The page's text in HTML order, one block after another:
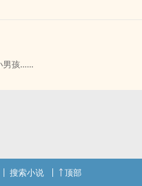
/山口忠] ‎‎同‎‍人‌衍生 - 动漫‎‎同‎‍人‌
男孩……
搜索小说 顶部